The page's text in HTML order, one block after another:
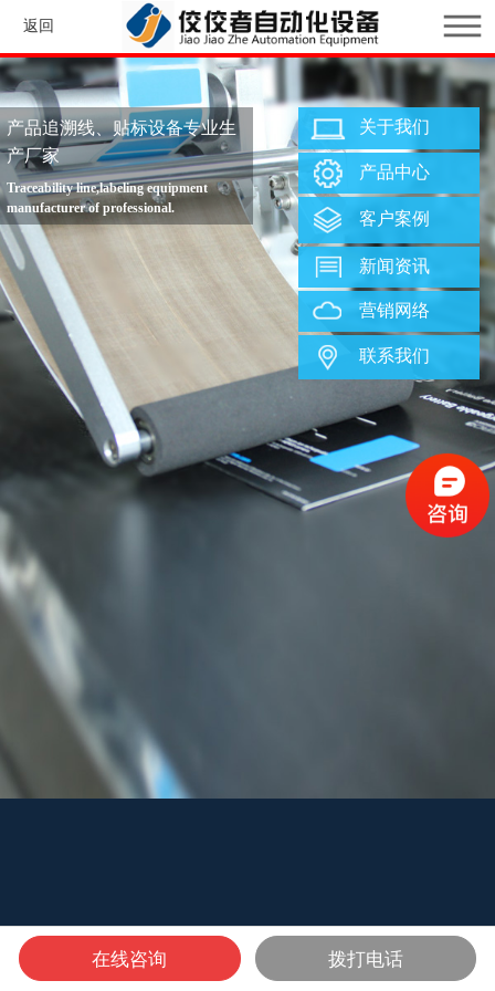
返回
产品追溯线、贴标设备专业生
产厂家
Traceability line,labeling equipment
manufacturer of professional.
关于我们
产品中心
客户案例
新闻资讯
营销网络
联系我们
在线咨询 拨打电话